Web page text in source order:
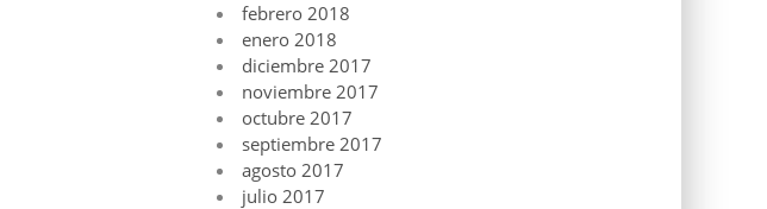
febrero 2018
enero 2018
diciembre 2017
noviembre 2017
octubre 2017
septiembre 2017
agosto 2017
julio 2017